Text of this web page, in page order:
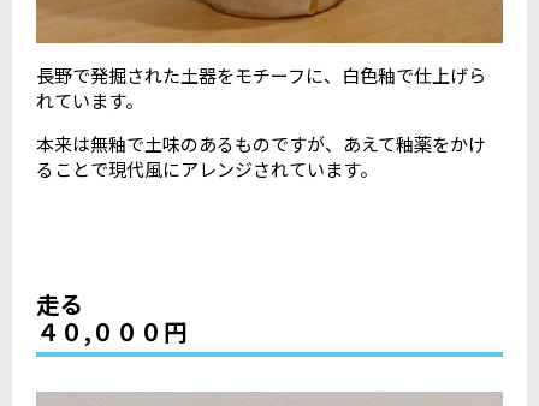
長野で発掘された土器をモチーフに、白色釉で仕上げら
れています。
本来は無釉で土味のあるものですが、あえて釉薬をかけ
ることで現代風にアレンジされています。
走る
４０,０００円